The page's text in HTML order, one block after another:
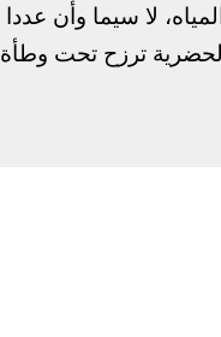
لا سيما وأن عددا
ترزح تحت وطأة